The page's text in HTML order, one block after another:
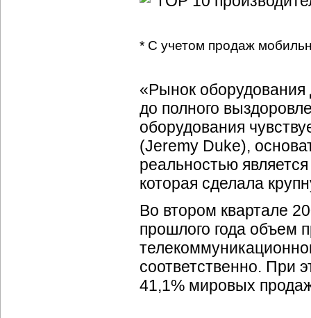
* С учетом продаж
«Рынок
до полного
оборудования
(Jeremy Duke),
реальностью
которая сделала
Во втором квартале
прошлого года объем
соответственно. При
41,1% мировых